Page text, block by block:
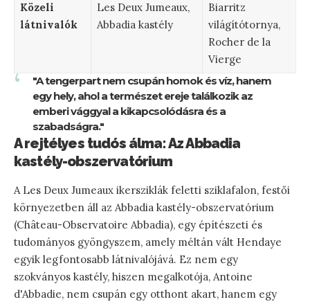
Közeli
látnivalók
Les Deux Jumeaux,
Abbadia kastély
Biarritz
világítótornya,
Rocher de la
Vierge
"A tengerpart nem csupán homok és víz, hanem
egy hely, ahol a természet ereje találkozik az
emberi vággyal a kikapcsolódásra és a
szabadságra."
A rejtélyes tudós álma: Az Abbadia
kastély-obszervatórium
A Les Deux Jumeaux ikersziklák feletti sziklafalon, festői
környezetben áll az Abbadia kastély-obszervatórium
(Château-Observatoire Abbadia), egy építészeti és
tudományos gyöngyszem, amely méltán vált Hendaye
egyik legfontosabb látnivalójává. Ez nem egy
szokványos kastély, hiszen megalkotója, Antoine
d'Abbadie, nem csupán egy otthont akart, hanem egy